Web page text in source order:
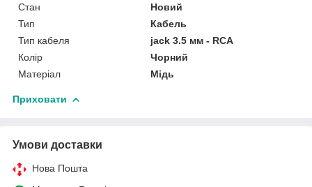
Стан
Новий
Тип
Кабель
Тип кабеля
jack 3.5 мм - RCA
Колір
Чорний
Матеріал
Мідь
Приховати
Умови доставки
Нова Пошта